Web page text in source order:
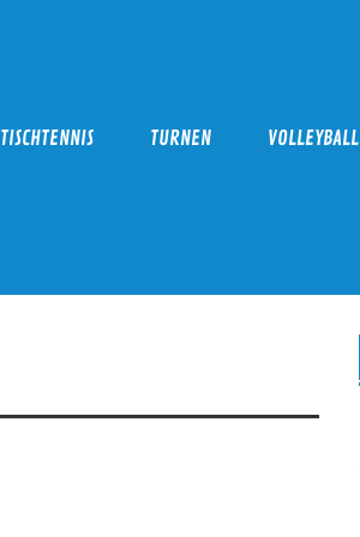
TISCHTENNIS TURNEN VOLLEYBALL